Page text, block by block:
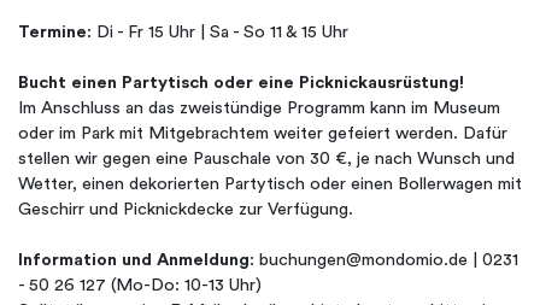
Termine: Di - Fr 15 Uhr | Sa - So 11 & 15 Uhr
Bucht einen Partytisch oder eine Picknickausrüstung!
Im Anschluss an das zweistündige Programm kann im Museum
oder im Park mit Mitgebrachtem weiter gefeiert werden. Dafür
stellen wir gegen eine Pauschale von 30 €, je nach Wunsch und
Wetter, einen dekorierten Partytisch oder einen Bollerwagen mit
Geschirr und Picknickdecke zur Verfügung.
Information und Anmeldung: buchungen@mondomio.de | 0231
- 50 26 127 (Mo-Do: 10-13 Uhr)